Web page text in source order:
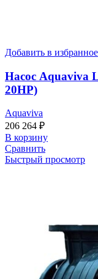
Добавить в избранное
Насос Aquaviva
20HP)
Aquaviva
206 264 ₽
В корзину
Сравнить
Быстрый просмотр